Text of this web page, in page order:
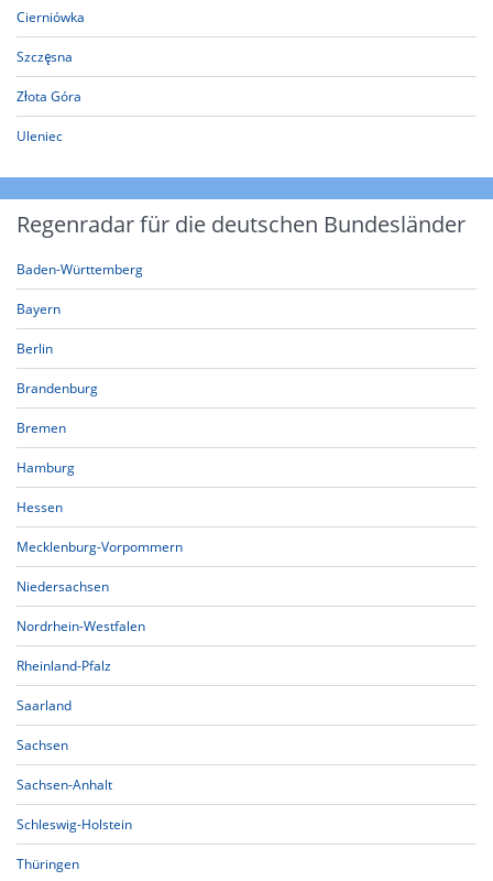
Cierniówka
Szczęsna
Złota Góra
Uleniec
Regenradar für die deutschen Bundesländer
Baden-Württemberg
Bayern
Berlin
Brandenburg
Bremen
Hamburg
Hessen
Mecklenburg-Vorpommern
Niedersachsen
Nordrhein-Westfalen
Rheinland-Pfalz
Saarland
Sachsen
Sachsen-Anhalt
Schleswig-Holstein
Thüringen